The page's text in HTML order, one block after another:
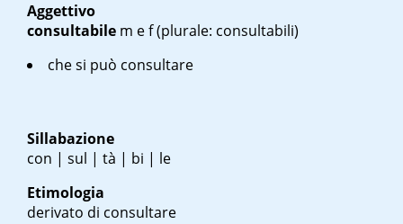
Aggettivo
consultabile m ef(plurale: consultabili)
che si può consultare
Sillabazione
con | sul | tà | bi | le
Etimologia
derivato di consultare